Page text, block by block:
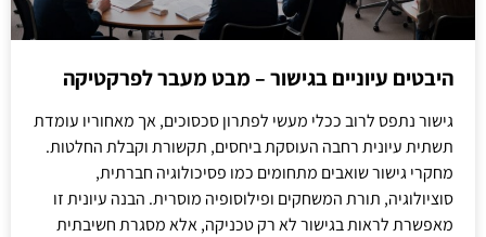
היבטים עיוניים בגישור – מבט מעבר לפרקטיקה
גישור נתפס לרוב ככלי מעשי לפתרון סכסוכים, אך מאחוריו עומדת
תשתית עיונית רחבה העוסקת ביחסים, תקשורת וקבלת החלטות.
מחקרי גישור שואבים מתחומים כמו פסיכולוגיה חברתית,
סוציולוגיה, תורת המשחקים ופילוסופיה מוסרית. הבנה עיונית זו
מאפשרת לראות בגישור לא רק טכניקה, אלא מסגרת חשיבתית